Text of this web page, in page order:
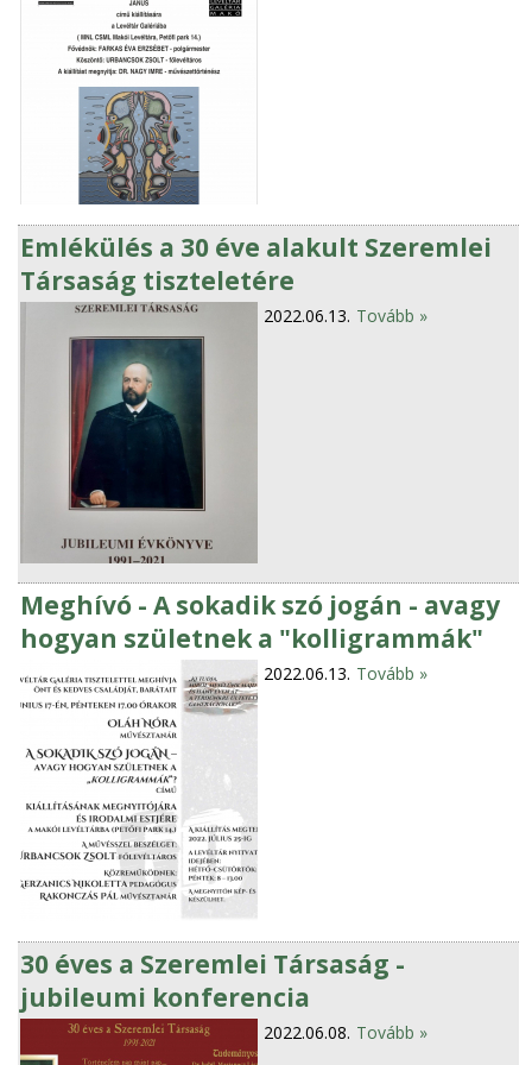
Emlékülés a 30 éve alakult Szeremlei
Társaság tiszteletére
2022.06.13. Tovább »
Meghívó - A sokadik szó jogán - avagy
hogyan születnek a "kolligrammák"
2022.06.13. Tovább »
30 éves a Szeremlei Társaság -
jubileumi konferencia
2022.06.08. Tovább »